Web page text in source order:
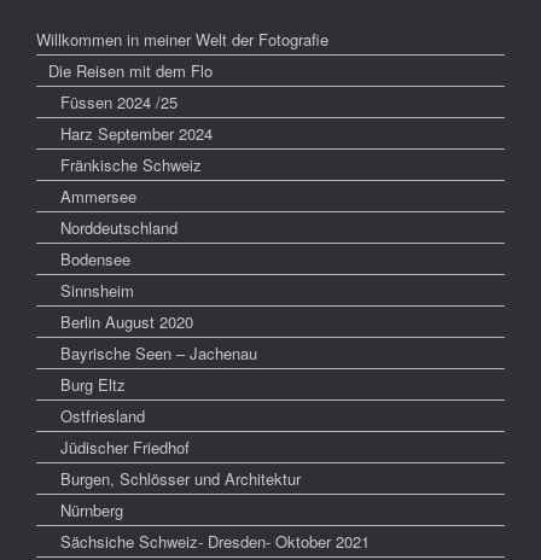
Willkommen in meiner Welt der Fotografie
Die Reisen mit dem Flo
Füssen 2024 /25
Harz September 2024
Fränkische Schweiz
Ammersee
Norddeutschland
Bodensee
Sinnsheim
Berlin August 2020
Bayrische Seen – Jachenau
Burg Eltz
Ostfriesland
Jüdischer Friedhof
Burgen, Schlösser und Architektur
Nürnberg
Sächsiche Schweiz- Dresden- Oktober 2021